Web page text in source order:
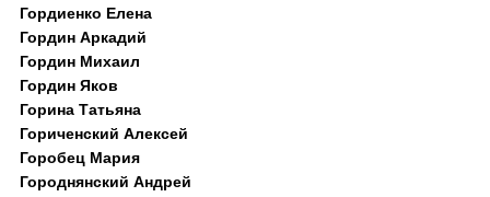
Гордиенко Елена
Гордин Аркадий
Гордин Михаил
Гордин Яков
Горина Татьяна
Гориченский Алексей
Горобец Мария
Городнянский Андрей